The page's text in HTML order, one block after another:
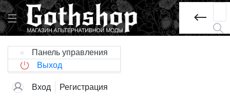
Панель управления
Выход
Вход Регистрация